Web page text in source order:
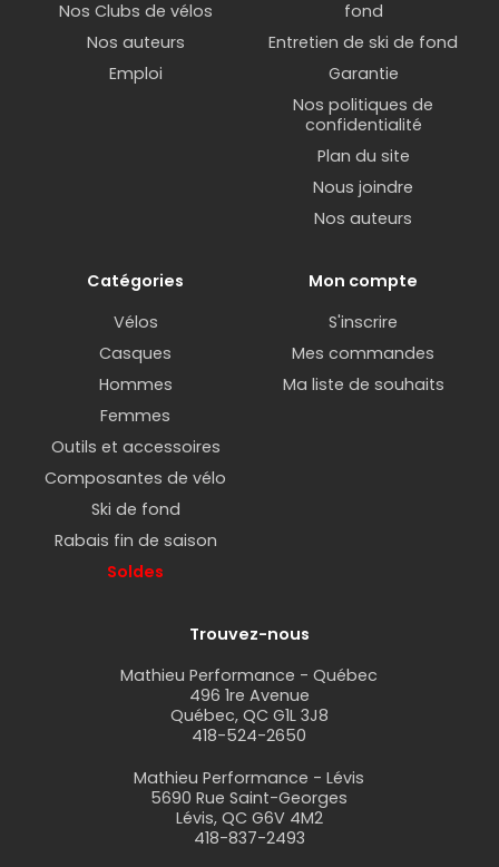
Nos Clubs de vélos
Nos auteurs
Emploi
fond
Entretien de ski de fond
Garantie
Nos politiques de
confidentialité
Plan du site
Nous joindre
Nos auteurs
Catégories
Vélos
Casques
Hommes
Femmes
Outils et accessoires
Composantes de vélo
Ski de fond
Rabais fin de saison
Soldes
Mon compte
S'inscrire
Mes commandes
Ma liste de souhaits
Trouvez-nous
Mathieu Performance - Québec
496 1re Avenue
Québec, QC G1L 3J8
418-524-2650
Mathieu Performance - Lévis
5690 Rue Saint-Georges
Lévis, QC G6V 4M2
418-837-2493